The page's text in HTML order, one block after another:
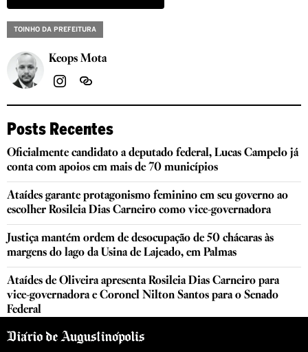
TOINHO DA PREFEITURA
Keops Mota
Posts Recentes
Oficialmente candidato a deputado federal, Lucas Campelo já
conta com apoios em mais de 70 municípios
Ataídes garante protagonismo feminino em seu governo ao
escolher Rosileia Dias Carneiro como vice-governadora
Justiça mantém ordem de desocupação de 50 chácaras às
margens do lago da Usina de Lajeado, em Palmas
Ataídes de Oliveira apresenta Rosileia Dias Carneiro para
vice-governadora e Coronel Nilton Santos para o Senado
Federal